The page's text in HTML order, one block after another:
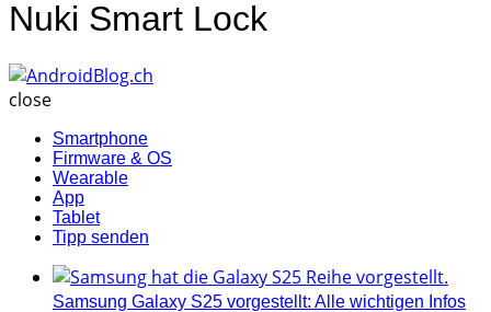
Nuki Smart Lock
close
Smartphone
Firmware & OS
Wearable
App
Tablet
Tipp senden
Samsung Galaxy S25 vorgestellt: Alle wichtigen Infos